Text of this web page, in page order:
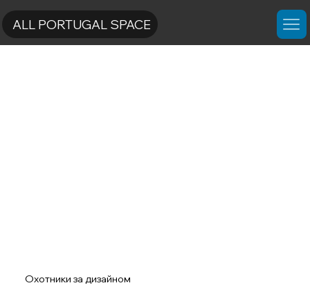
ALL PORTUGAL SPACE
Охотники за дизайном